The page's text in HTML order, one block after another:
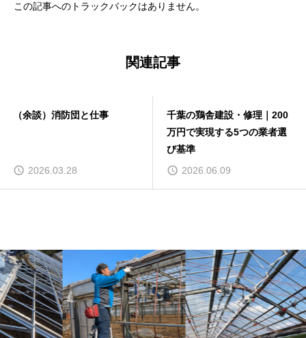
この記事へのトラックバックはありません。
関連記事
千葉の鶏舎建設・修理｜200
万円で実現する5つの業者選
匝瑳市 Ｈ様 新築
ハウス（その６）